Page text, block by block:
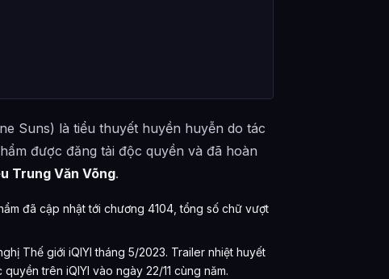
Suns) là tiểu thuyết huyền huyễn do tác
được đăng tải độc quyền và đã hoàn
Trung Văn Võng.
đã cập nhật tới chương 4104, tổng số chữ vượt
Thế giới iQIYI tháng 5/2023. Trailer nhiệt huyết
trên iQIYI vào ngày 22/11 cùng năm.